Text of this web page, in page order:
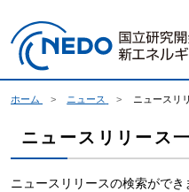
ホーム ニュース ニュースリ
ニュースリリース
ニュースリリースの検索がで